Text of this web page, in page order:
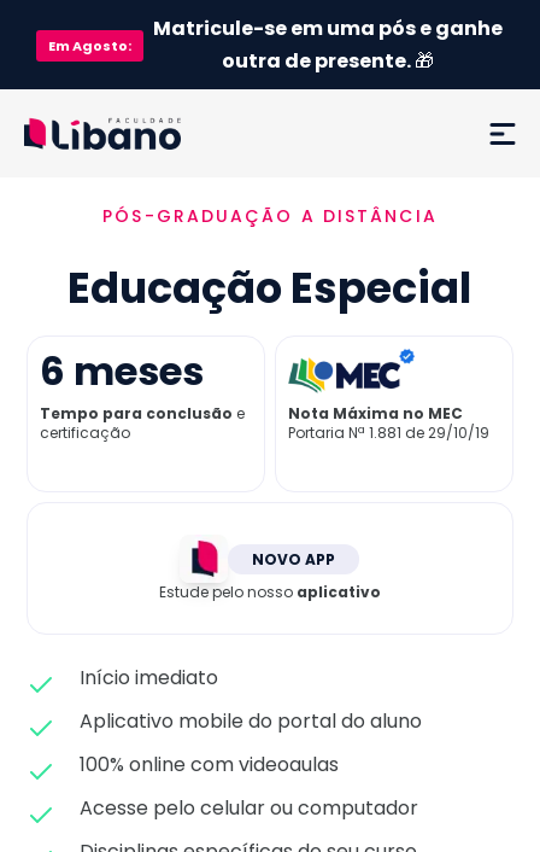
EmAgosto:
Matricule-se em uma pós e ganhe
outra de presente.🎁
Ementa
Como funciona
Credenciamento MEC
Preço
PÓS-GRADUAÇÃO A DISTÂNCIA
Educação Especial
6 meses
Tempo para conclusão e
certificação
Nota Máxima no MEC
Portaria Nª 1.881 de 29/10/19
NOVO APP
Estude pelo nosso aplicativo
Início imediato
Aplicativo mobile do portal do aluno
100% online com videoaulas
Acesse pelo celular ou computador